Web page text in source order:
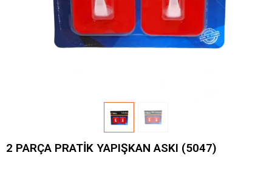
2 PARÇA PRATİK YAPIŞKAN ASKI (5047)